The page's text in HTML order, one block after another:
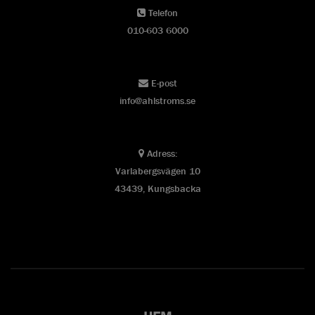
Telefon
010-603 6000
E-post
info@ahlstroms.se
Adress:
Varlabergsvägen 10
43439, Kungsbacka